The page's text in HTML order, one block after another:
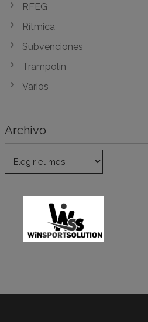
RFEG
Rítmica
Subvenciones
Trampolín
Varios
Archivo